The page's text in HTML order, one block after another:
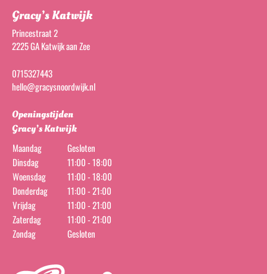
Gracy’s Katwijk
Princestraat 2
2225 GA Katwijk aan Zee
0715327443
hello@gracysnoordwijk.nl
Openingstijden
Gracy’s Katwijk
Maandag
Gesloten
Dinsdag
11:00 - 18:00
Woensdag
11:00 - 18:00
Donderdag
11:00 - 21:00
Vrijdag
11:00 - 21:00
Zaterdag
11:00 - 21:00
Zondag
Gesloten